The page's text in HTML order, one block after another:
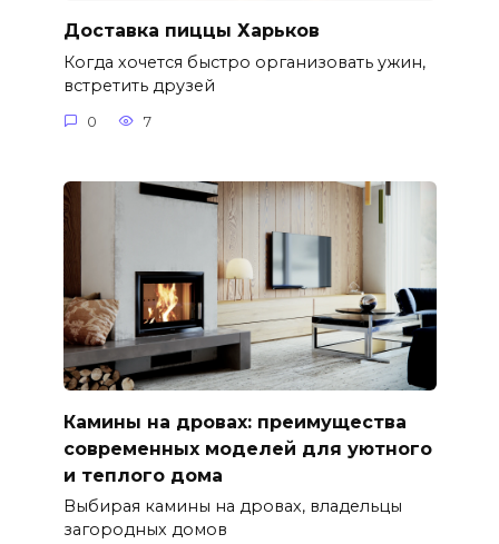
Доставка пиццы Харьков
Когда хочется быстро организовать ужин,
встретить друзей
0 7
Камины на дровах: преимущества
современных моделей для уютного
и теплого дома
Выбирая камины на дровах, владельцы
загородных домов